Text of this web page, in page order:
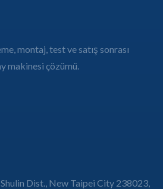
montaj, test ve satış sonrası
makinesi çözümü.
Dist., New Taipei City 238023,